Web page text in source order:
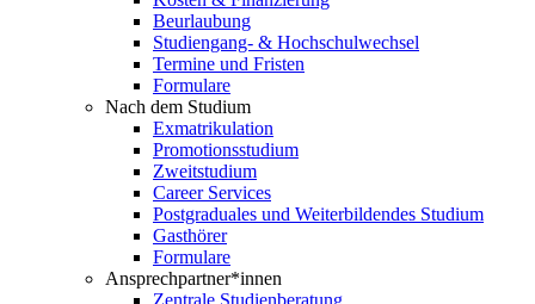
Beurlaubung
Studiengang- & Hochschulwechsel
Termine und Fristen
Formulare
Nach dem Studium
Exmatrikulation
Promotionsstudium
Zweitstudium
Career Services
Postgraduales und Weiterbildendes Studium
Gasthörer
Formulare
Ansprechpartner*innen
Zentrale Studienberatung